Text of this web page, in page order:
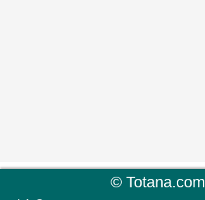
© Totana.com